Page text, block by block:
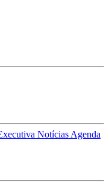
Notícias Agenda